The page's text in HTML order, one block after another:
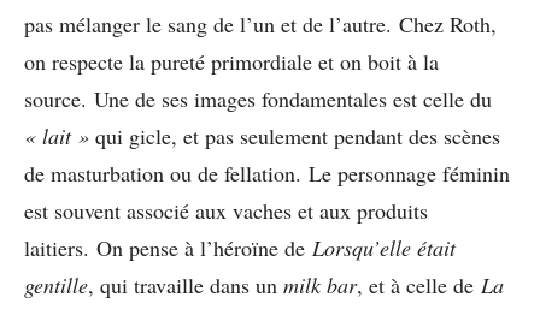
pas mélanger le sang de l’un et de l’autre. Chez Roth,
on respecte la pureté primordiale et on boit à la
source. Une de ses images fondamentales est celle du
« lait » qui gicle, et pas seulement pendant des scènes
de masturbation ou de fellation. Le personnage féminin
est souvent associé aux vaches et aux produits
laitiers. On pense à l’héroïne de Lorsqu’elle était
gentille, qui travaille dans un milk bar, et à celle de La